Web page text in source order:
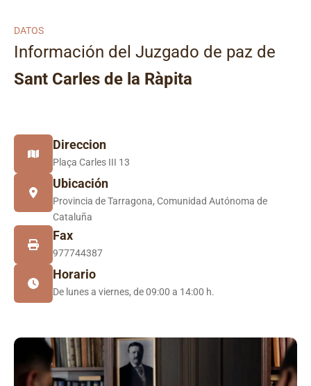
DATOS
Información del Juzgado de paz de
Sant Carles de la Ràpita
Direccion
Plaça Carles III 13
Ubicación
Provincia de Tarragona, Comunidad Autónoma de
Cataluña
Fax
977744387
Horario
De lunes a viernes, de 09:00 a 14:00 h.